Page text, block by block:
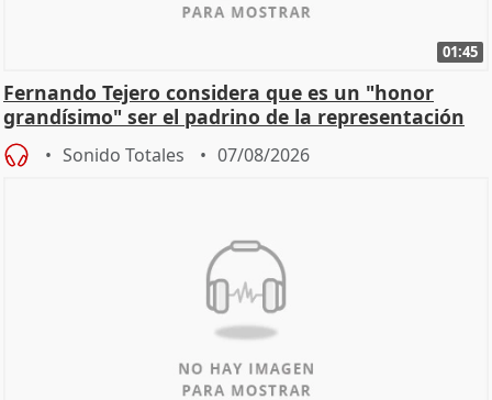
01:45
Fernando Tejero considera que es un "honor
grandísimo" ser el padrino de la representación
Sonido Totales 07/08/2026